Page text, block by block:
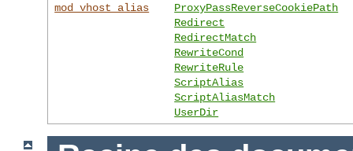
mod_vhost_alias
ProxyPassReverseCookiePath
Redirect
RedirectMatch
RewriteCond
RewriteRule
ScriptAlias
ScriptAliasMatch
UserDir